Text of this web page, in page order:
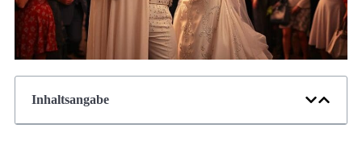
Inhaltsangabe